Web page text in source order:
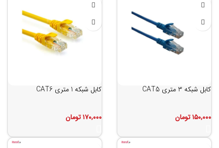
کابل شبکه 3 متری CAT5
۱۵۰,۰۰۰تومان
کابل شبکه 1 متری CAT6
۱۷۰,۰۰۰تومان